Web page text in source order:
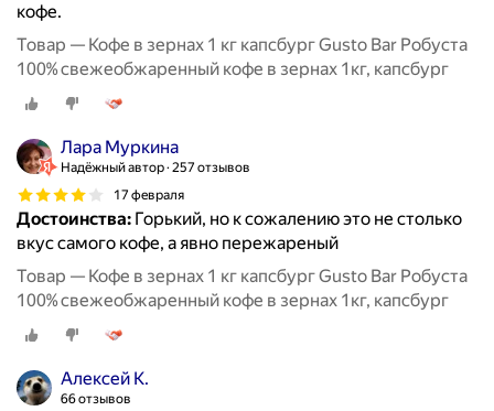
кофе.
Товар — Кофе в зернах 1 кг капсбург Gusto Bar Робуста
100% свежеобжаренный кофе в зернах 1кг, капсбург
Лара Муркина
Надёжный автор 257 отзывов
17 февраля
Достоинства: Горький, но к сожалению это не столько
вкус самого кофе, а явно пережареный
Товар — Кофе в зернах 1 кг капсбург Gusto Bar Робуста
100% свежеобжаренный кофе в зернах 1кг, капсбург
Алексей К.
66 отзывов